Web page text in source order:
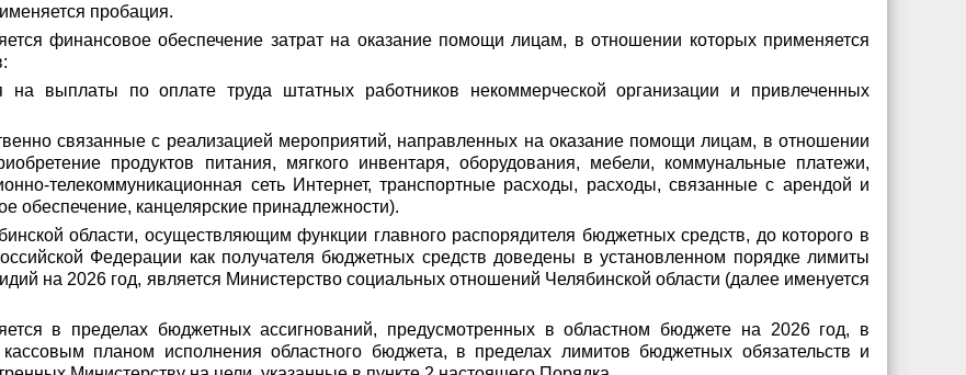
пробация.
финансовое обеспечение затрат на оказание помощи лицам, в отношении которых применяется
выплаты по оплате труда штатных работников некоммерческой организации и привлеченных
связанные с реализацией мероприятий, направленных на оказание помощи лицам, в отношении
продуктов питания, мягкого инвентаря, оборудования, мебели, коммунальные платежи,
телекоммуникационная сеть Интернет, транспортные расходы, расходы, связанные с арендой и
канцелярские принадлежности).
области, осуществляющим функции главного распорядителя бюджетных средств, до которого в
Федерации как получателя бюджетных средств доведены в установленном порядке лимиты
на 2026 год, является Министерство социальных отношений Челябинской области (далее именуется
в пределах бюджетных ассигнований, предусмотренных в областном бюджете на 2026 год, в
планом исполнения областного бюджета, в пределах лимитов бюджетных обязательств и